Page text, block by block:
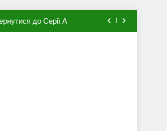
до Серії А